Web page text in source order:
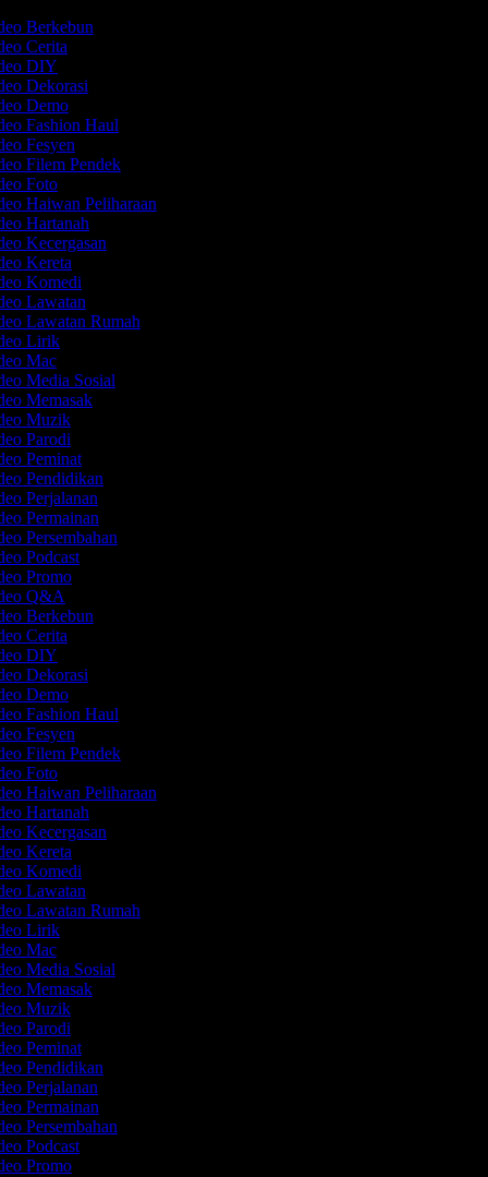
Berkebun
Cerita
DIY
Dekorasi
Demo
Fashion Haul
Fesyen
Filem Pendek
Foto
Haiwan Peliharaan
Hartanah
Kecergasan
Kereta
Komedi
Lawatan
Lawatan Rumah
Lirik
Mac
Media Sosial
Memasak
Muzik
Parodi
Peminat
Pendidikan
Perjalanan
Permainan
Persembahan
Podcast
Promo
Q&A
Berkebun
Cerita
DIY
Dekorasi
Demo
Fashion Haul
Fesyen
Filem Pendek
Foto
Haiwan Peliharaan
Hartanah
Kecergasan
Kereta
Komedi
Lawatan
Lawatan Rumah
Lirik
Mac
Media Sosial
Memasak
Muzik
Parodi
Peminat
Pendidikan
Perjalanan
Permainan
Persembahan
Podcast
Promo